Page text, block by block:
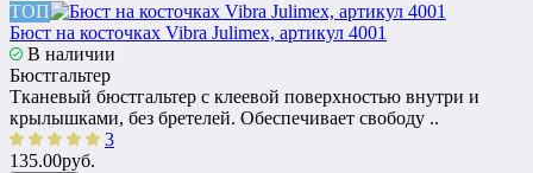
ТОП
Бюст на косточках Vibra Julimex, артикул 4001
В наличии
Бюстгальтер
Тканевый бюстгальтер с клеевой поверхностью внутри и
крылышками, без бретелей. Обеспечивает свободу ..
3
135.00руб.